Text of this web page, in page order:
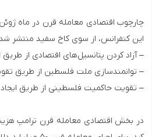
این کنفرانس، از سوی کاخ سفید
– آزاد کردن ‌پتانسیل‌های اقتصادی از
– توانمندسازی ملت فلسطین از طریق
– تقویت حاکمیت فلسطینی از طریق ایجاد
در بخش اقتصادی معامله قرن ترامپ